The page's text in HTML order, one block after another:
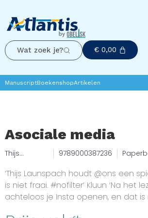
Wat zoek je? € 0,00
ManuscriptBoekenshopArtikelen
Asociale media
Thijs
9789000387236
‘Thijs Launspach houdt @ons een
is niet fraai. #nofilter’ Kluun ‘Na het
achteloos je Insta openen, en dat is